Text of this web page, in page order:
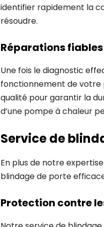
identifier rapidement la
résoudre.
Réparations fiables
Une fois le diagnostic
fonctionnement de votre
qualité pour garantir la
d’une pompe à chaleur
Service de
En plus de notre
blindage de porte
Protection contre